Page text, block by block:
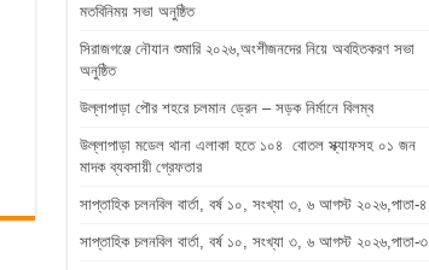
মতবিনিময় সভা অনুষ্ঠিত
সিরাজগঞ্জে নৌযান শুমারি ২০২৬,অংশীজনদের নিয়ে অবহিতকরণ সভা
অনুষ্ঠিত
উল্লাপাড়া পৌর শহরে চলমান ড্রেন – সড়ক নির্মানে বিলম্ব
উল্লাপাড়া মডেল থানা এলাকা হতে ১০৪ বোতল স্ক্যাফসহ ০১ জন
মাদক ব্যবসায়ী গ্রেফতার
সাপ্তাহিক চলনবিল বার্তা, বর্ষ ১০, সংখ্যা ৩, ৬ আগস্ট ২০২৬,পাতা-৪
সাপ্তাহিক চলনবিল বার্তা, বর্ষ ১০, সংখ্যা ৩, ৬ আগস্ট ২০২৬,পাতা-৩